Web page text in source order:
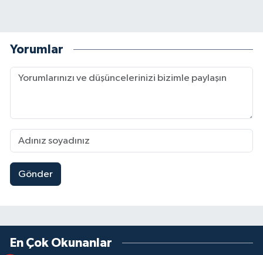
Yorumlar
Gönder
En Çok Okunanlar